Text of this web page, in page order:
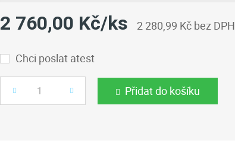
2 760,00 Kč/ks 2 280,99 Kč bez DPH
Chci poslat atest
Počet Přidat do košíku